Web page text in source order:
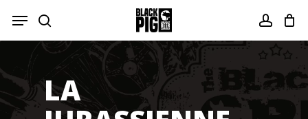
Hauptinhalt
springen
Suche Konto
Menü
LA